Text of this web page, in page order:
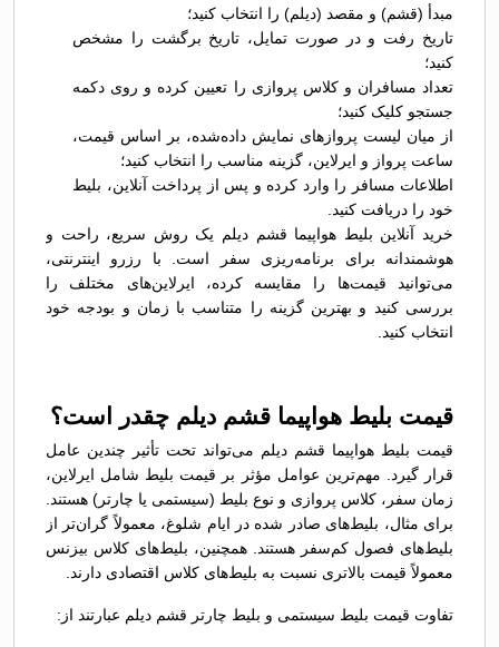
مبدأ (قشم) و مقصد (دیلم) را انتخاب کنید؛
تاریخ رفت و در صورت تمایل، تاریخ برگشت را مشخص
کنید؛
تعداد مسافران و کلاس پروازی را تعیین کرده و روی دکمه
جستجو کلیک کنید؛
از میان لیست پروازهای نمایش داده‌شده، بر اساس قیمت،
ساعت پرواز و ایرلاین، گزینه مناسب را انتخاب کنید؛
اطلاعات مسافر را وارد کرده و پس از پرداخت آنلاین، بلیط
خود را دریافت کنید.
خرید آنلاین بلیط هواپیما قشم دیلم یک روش سریع، راحت و
هوشمندانه برای برنامه‌ریزی سفر است. با رزرو اینترنتی،
می‌توانید قیمت‌ها را مقایسه کرده، ایرلاین‌های مختلف را
بررسی کنید و بهترین گزینه را متناسب با زمان و بودجه خود
انتخاب کنید.
قیمت بلیط هواپیما قشم دیلم چقدر است؟
قیمت بلیط هواپیما قشم دیلم می‌تواند تحت تأثیر چندین عامل
قرار گیرد. مهم‌ترین عوامل مؤثر بر قیمت بلیط شامل ایرلاین،
زمان سفر، کلاس پروازی و نوع بلیط (سیستمی یا چارتر) هستند.
برای مثال، بلیط‌های صادر شده در ایام شلوغ، معمولاً گران‌تر از
بلیط‌های فصول کم‌سفر هستند. همچنین، بلیط‌های کلاس بیزنس
معمولاً قیمت بالاتری نسبت به بلیط‌های کلاس اقتصادی دارند.
تفاوت قیمت بلیط سیستمی و بلیط چارتر قشم دیلم عبارتند از: